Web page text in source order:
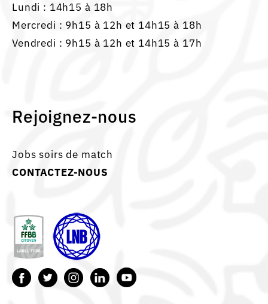
Lundi : 14h15 à 18h
Mercredi : 9h15 à 12h et 14h15 à 18h
Vendredi : 9h15 à 12h et 14h15 à 17h
Rejoignez-nous
Jobs soirs de match
CONTACTEZ-NOUS